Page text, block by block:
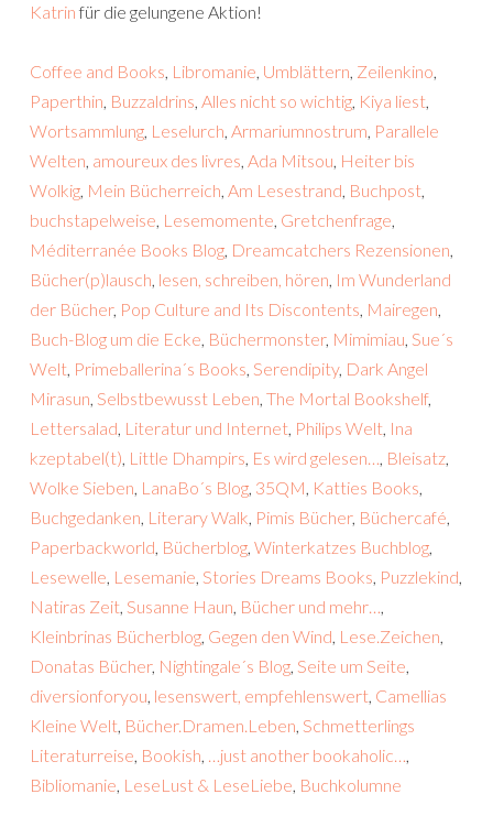
Katrin für die gelungene Aktion!
Coffee and Books, Libromanie, Umblättern, Zeilenkino,
Paperthin, Buzzaldrins, Alles nicht so wichtig, Kiya liest,
Wortsammlung, Leselurch, Armariumnostrum, Parallele
Welten, amoureux des livres, Ada Mitsou, Heiter bis
Wolkig, Mein Bücherreich, Am Lesestrand, Buchpost,
buchstapelweise, Lesemomente, Gretchenfrage,
Méditerranée Books Blog, Dreamcatchers Rezensionen,
Bücher(p)lausch, lesen, schreiben, hören, Im Wunderland
der Bücher, Pop Culture and Its Discontents, Mairegen,
Buch-Blog um die Ecke, Büchermonster, Mimimiau, Sue´s
Welt, Primeballerina´s Books, Serendipity, Dark Angel
Mirasun, Selbstbewusst Leben, The Mortal Bookshelf,
Lettersalad, Literatur und Internet, Philips Welt, Ina
kzeptabel(t), Little Dhampirs, Es wird gelesen…, Bleisatz,
Wolke Sieben, LanaBo´s Blog, 35QM, Katties Books,
Buchgedanken, Literary Walk, Pimis Bücher, Büchercafé,
Paperbackworld, Bücherblog, Winterkatzes Buchblog,
Lesewelle, Lesemanie, Stories Dreams Books, Puzzlekind,
Natiras Zeit, Susanne Haun, Bücher und mehr…,
Kleinbrinas Bücherblog, Gegen den Wind, Lese.Zeichen,
Donatas Bücher, Nightingale´s Blog, Seite um Seite,
diversionforyou, lesenswert, empfehlenswert, Camellias
Kleine Welt, Bücher.Dramen.Leben, Schmetterlings
Literaturreise, Bookish, …just another bookaholic…,
Bibliomanie, LeseLust & LeseLiebe, Buchkolumne